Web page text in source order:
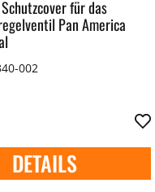
für das
Pan America
002
DETAILS